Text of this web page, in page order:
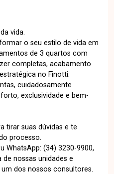
vida.
o seu estilo de vida em
de 3 quartos com
completas, acabamento
no Finotti.
cuidadosamente
exclusividade e bem-
tirar suas dúvidas e te
processo.
WhatsApp: (34) 3230-9900,
nossas unidades e
dos nossos consultores.